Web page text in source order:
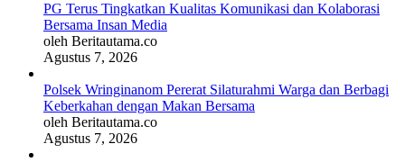
PG Terus Tingkatkan Kualitas Komunikasi dan Kolaborasi
Bersama Insan Media
oleh Beritautama.co
Agustus 7, 2026
Polsek Wringinanom Pererat Silaturahmi Warga dan Berbagi
Keberkahan dengan Makan Bersama
oleh Beritautama.co
Agustus 7, 2026